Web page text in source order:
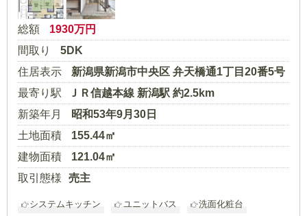
総額 1930万円
間取り
5DK
住居表示
新潟県新潟市中央区 弁天橋通1丁目20番5号
最寄り駅
ＪＲ信越本線 新潟駅 約2.5km
新築年月
昭和53年9月30日
土地面積
155.44㎡
建物面積
121.04㎡
取引態様
売主
システムキッチン ユニットバス
洗面化粧台